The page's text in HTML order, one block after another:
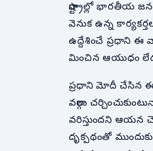
రాష్ట్రాల్లో భారతీయ
వెనుక ఉన్న
ఉద్దేశించే ప్రధాని ఈ
మించిన ఆయుధం
ప్రధాని మోదీ చేసిన ఈ
వర్గాలు
వరిస్తుందని ఆయన
దృక్పథంతో